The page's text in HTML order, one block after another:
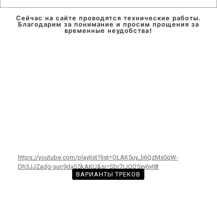
Сейчас на сайте проводятся технические работы.
Благодарим за понимание и просим прощения за
временные неудобства!
https://youtube.com/playlist?list=OLAK5uy_li6QzMx0qW-
Dh3JJZadg-sun9daS5kAKU&si=Sbr7rJQQ5xy6vI8t
ВАРИАНТЫ ТРЕКОВ